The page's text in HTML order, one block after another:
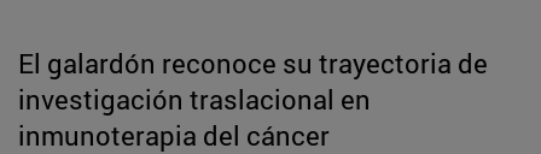
El galardón reconoce su trayectoria de
investigación traslacional en
inmunoterapia del cáncer